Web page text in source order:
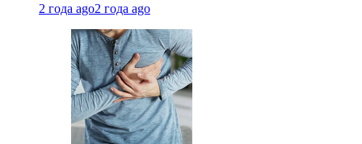
2 года ago2 года ago